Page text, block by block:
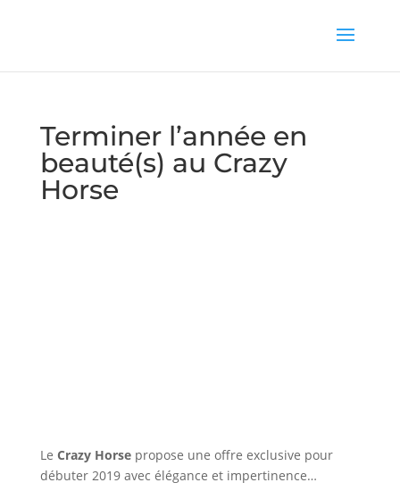
Terminer l’année en
beauté(s) au Crazy
Horse
Le Crazy Horsepropose une offre exclusive pour
débuter 2019 avec élégance et impertinence…